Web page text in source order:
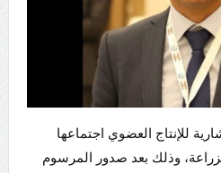
للإنتاج العضوي اجتماعها
وذلك بعد صدور المرسوم